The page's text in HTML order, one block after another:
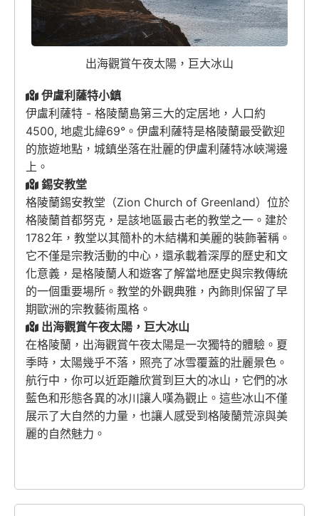
出海觀賞午夜太陽，巨大冰山
伊盧利薩特小鎮
伊盧利薩特 - 格陵蘭島第三大的定居地，人口約
4500, 地處北緯69°。伊盧利薩特是格陵蘭最受歡迎
的旅遊地點，城鎮坐落在壯麗的伊盧利薩特冰峽灣邊
上。
錫安教堂
格陵蘭錫安教堂（Zion Church of Greenland）位於
格陵蘭首都努克，是該地區最古老的教堂之一。建於
1782年，教堂以其簡朴的木結構和美麗的裝飾著稱。
它不僅是宗教活動的中心，還承載着深厚的歷史和文
化意義，是格陵蘭人和遊客了解當地歷史與宗教傳統
的一個重要場所。教堂的外觀典雅，內飾則保留了早
期歐洲的宗教藝術風格。
出海觀賞午夜太陽，巨大冰山
在格陵蘭，出海觀賞午夜太陽是一次獨特的體驗。夏
季時，太陽幾乎不落，照亮了冰雪覆蓋的壯麗景色。
航行中，你可以近距離欣賞到巨大的冰山，它們的冰
藍色和形態各異的冰川讓人嘆為觀止。這些冰山不僅
展示了大自然的力量，也讓人感受到格陵蘭荒涼與美
麗的自然魅力。